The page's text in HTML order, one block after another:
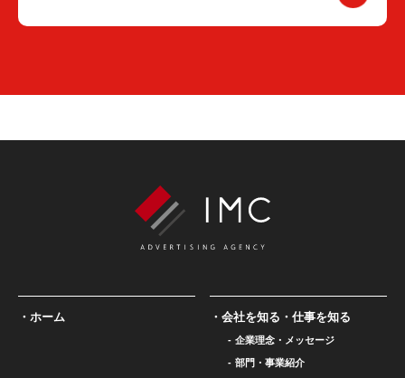
ホーム 会社を知る・仕事を知る
企業理念・メッセージ
部門・事業紹介